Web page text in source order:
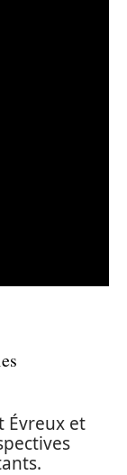
Évreux et